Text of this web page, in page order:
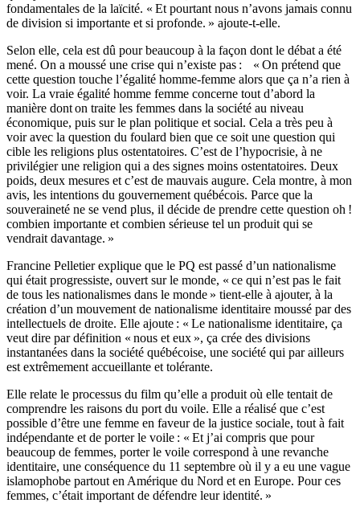
fondamentales de la laïcité. « Et pourtant nous n’avons jamais connu
de division si importante et si profonde. » ajoute-t-elle.
Selon elle, cela est dû pour beaucoup à la façon dont le débat a été
mené. On a moussé une crise qui n’existe pas : « On prétend que
cette question touche l’égalité homme-femme alors que ça n’a rien à
voir. La vraie égalité homme femme concerne tout d’abord la
manière dont on traite les femmes dans la société au niveau
économique, puis sur le plan politique et social. Cela a très peu à
voir avec la question du foulard bien que ce soit une question qui
cible les religions plus ostentatoires. C’est de l’hypocrisie, à ne
privilégier une religion qui a des signes moins ostentatoires. Deux
poids, deux mesures et c’est de mauvais augure. Cela montre, à mon
avis, les intentions du gouvernement québécois. Parce que la
souveraineté ne se vend plus, il décide de prendre cette question oh !
combien importante et combien sérieuse tel un produit qui se
vendrait davantage. »
Francine Pelletier explique que le PQ est passé d’un nationalisme
qui était progressiste, ouvert sur le monde, « ce qui n’est pas le fait
de tous les nationalismes dans le monde » tient-elle à ajouter, à la
création d’un mouvement de nationalisme identitaire moussé par des
intellectuels de droite. Elle ajoute : « Le nationalisme identitaire, ça
veut dire par définition « nous et eux », ça crée des divisions
instantanées dans la société québécoise, une société qui par ailleurs
est extrêmement accueillante et tolérante.
Elle relate le processus du film qu’elle a produit où elle tentait de
comprendre les raisons du port du voile. Elle a réalisé que c’est
possible d’être une femme en faveur de la justice sociale, tout à fait
indépendante et de porter le voile : « Et j’ai compris que pour
beaucoup de femmes, porter le voile correspond à une revanche
identitaire, une conséquence du 11 septembre où il y a eu une vague
islamophobe partout en Amérique du Nord et en Europe. Pour ces
femmes, c’était important de défendre leur identité. »